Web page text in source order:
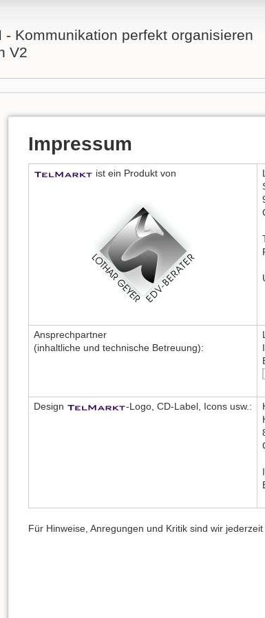
- Kommunikation perfekt organisieren
V2
Impressum
ist ein Produkt von
Ansprechpartner
(inhaltliche und technische Betreuung):
Design -Logo, CD-Label, Icons usw.:
Für Hinweise, Anregungen und Kritik sind wir